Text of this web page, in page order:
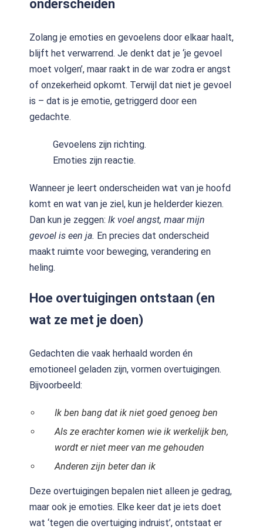
onderscheiden
Zolang je emoties en gevoelens door elkaar haalt,
blijft het verwarrend. Je denkt dat je ‘je gevoel
moet volgen’, maar raakt in de war zodra er angst
of onzekerheid opkomt. Terwijl dat niet je gevoel
is – dat is je emotie, getriggerd door een
gedachte.
Gevoelens zijn richting.
Emoties zijn reactie.
Wanneer je leert onderscheiden wat van je hoofd
komt en wat van je ziel, kun je helderder kiezen.
Dan kun je zeggen: Ik voel angst, maar mijn
gevoel is een ja. En precies dat onderscheid
maakt ruimte voor beweging, verandering en
heling.
Hoe overtuigingen ontstaan (en
wat ze met je doen)
Gedachten die vaak herhaald worden én
emotioneel geladen zijn, vormen overtuigingen.
Bijvoorbeeld:
Ik ben bang dat ik niet goed genoeg ben
Als ze erachter komen wie ik werkelijk ben,
wordt er niet meer van me gehouden
Anderen zijn beter dan ik
Deze overtuigingen bepalen niet alleen je gedrag,
maar ook je emoties. Elke keer dat je iets doet
wat ‘tegen die overtuiging indruist’, ontstaat er